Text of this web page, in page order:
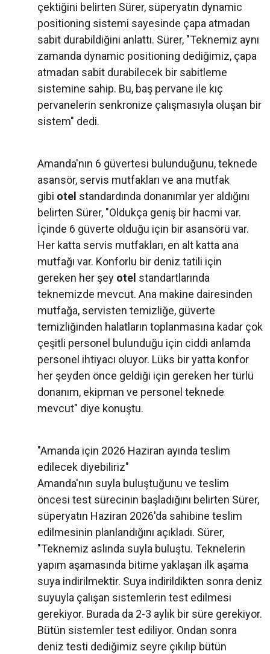
çektiğini belirten Sürer, süperyatın dynamic
positioning sistemi sayesinde çapa atmadan
sabit durabildiğini anlattı. Sürer, "Teknemiz aynı
zamanda dynamic positioning dediğimiz, çapa
atmadan sabit durabilecek bir sabitleme
sistemine sahip. Bu, baş pervane ile kıç
pervanelerin senkronize çalışmasıyla oluşan bir
sistem" dedi.
Amanda'nın 6 güvertesi bulunduğunu, teknede
asansör, servis mutfakları ve ana mutfak
gibi otel standardında donanımlar yer aldığını
belirten Sürer, "Oldukça geniş bir hacmi var.
İçinde 6 güverte olduğu için bir asansörü var.
Her katta servis mutfakları, en alt katta ana
mutfağı var. Konforlu bir deniz tatili için
gereken her şey otel standartlarında
teknemizde mevcut. Ana makine dairesinden
mutfağa, servisten temizliğe, güverte
temizliğinden halatların toplanmasına kadar çok
çeşitli personel bulunduğu için ciddi anlamda
personel ihtiyacı oluyor. Lüks bir yatta konfor
her şeyden önce geldiği için gereken her türlü
donanım, ekipman ve personel teknede
mevcut" diye konuştu.
"Amanda için 2026 Haziran ayında teslim
edilecek diyebiliriz"
Amanda'nın suyla buluştuğunu ve teslim
öncesi test sürecinin başladığını belirten Sürer,
süperyatın Haziran 2026'da sahibine teslim
edilmesinin planlandığını açıkladı. Sürer,
"Teknemiz aslında suyla buluştu. Teknelerin
yapım aşamasında bitime yaklaşan ilk aşama
suya indirilmektir. Suya indirildikten sonra deniz
suyuyla çalışan sistemlerin test edilmesi
gerekiyor. Burada da 2-3 aylık bir süre gerekiyor.
Bütün sistemler test ediliyor. Ondan sonra
deniz testi dediğimiz seyre çıkılıp bütün